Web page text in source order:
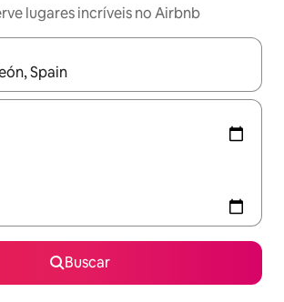
lugares incríveis no Airbnb
estiverem disponíveis, explore-os
Buscar